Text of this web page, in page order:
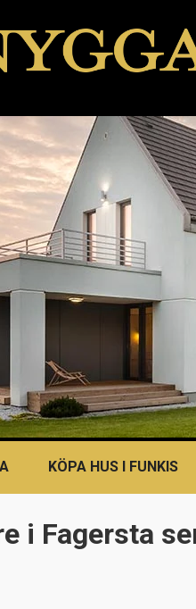
KÖPA HUS I FUNKIS
i Fagersta